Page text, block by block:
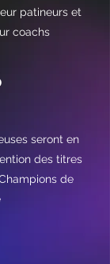
patineurs et
coachs
seront en
des titres
de